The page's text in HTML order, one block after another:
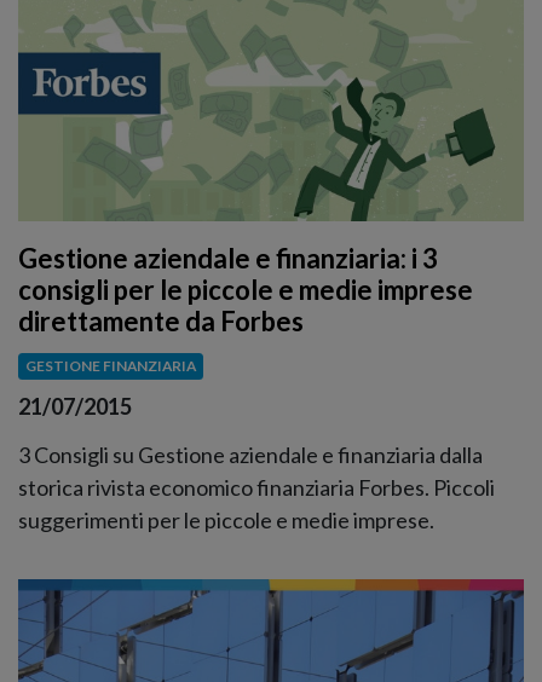
Gestione aziendale e finanziaria: i 3
consigli per le piccole e medie imprese
direttamente da Forbes
GESTIONE FINANZIARIA
21/07/2015
3 Consigli su Gestione aziendale e finanziaria dalla
storica rivista economico finanziaria Forbes. Piccoli
suggerimenti per le piccole e medie imprese.